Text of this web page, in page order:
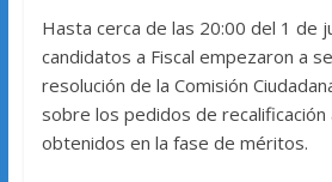
Hasta cerca de las 20:00 del 1 de
candidatos a Fiscal empezaron a
resolución de la Comisión
sobre los pedidos de recalificación
obtenidos en la fase de méritos.